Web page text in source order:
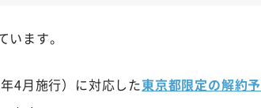
ます。
4月施行）に対応した東京都限定の解約